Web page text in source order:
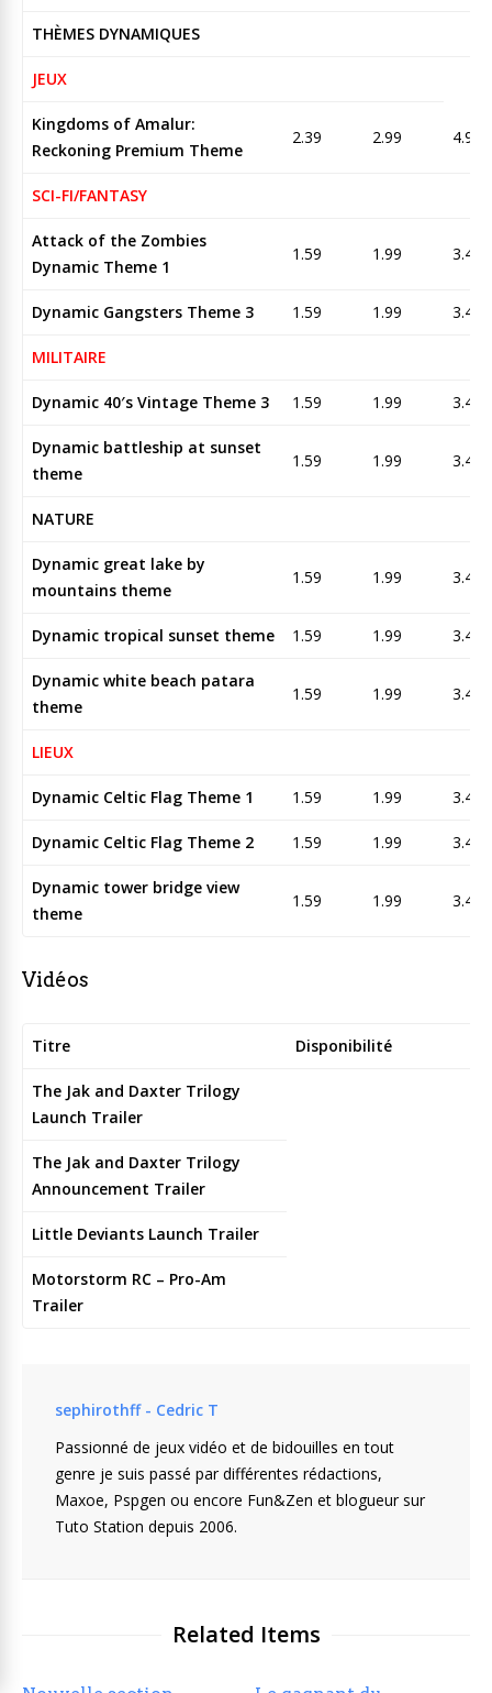
THÈMES DYNAMIQUES
JEUX
Kingdoms of Amalur:
Reckoning Premium Theme
2.39 2.99 4.95
SCI-FI/FANTASY
Attack of the Zombies
Dynamic Theme 1
1.59 1.99 3.45
Dynamic Gangsters Theme 3 1.59 1.99 3.45
MILITAIRE
Dynamic 40′s Vintage Theme 3 1.59 1.99 3.45
Dynamic battleship at sunset
theme
1.59 1.99 3.45
NATURE
Dynamic great lake by
mountains theme
1.59 1.99 3.45
Dynamic tropical sunset theme 1.59 1.99 3.45
Dynamic white beach patara
theme
1.59 1.99 3.45
LIEUX
Dynamic Celtic Flag Theme 1 1.59 1.99 3.45
Dynamic Celtic Flag Theme 2 1.59 1.99 3.45
Dynamic tower bridge view
theme
1.59 1.99 3.45
Vidéos
Titre Disponibilité
The Jak and Daxter Trilogy
Launch Trailer
The Jak and Daxter Trilogy
Announcement Trailer
Little Deviants Launch Trailer
Motorstorm RC – Pro-Am
Trailer
sephirothff - Cedric T
Passionné de jeux vidéo et de bidouilles en tout
genre je suis passé par différentes rédactions,
Maxoe, Pspgen ou encore Fun&Zen et blogueur sur
Tuto Station depuis 2006.
Related Items